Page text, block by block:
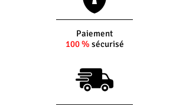
Paiement
100 % sécurisé